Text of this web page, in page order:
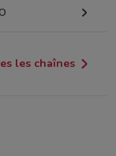
les chaînes